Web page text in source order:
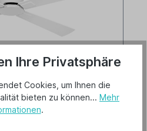
Eco Concept
10 V
Ihre Privatsphäre
Cookies, um Ihnen die
bieten zu können... Mehr
.